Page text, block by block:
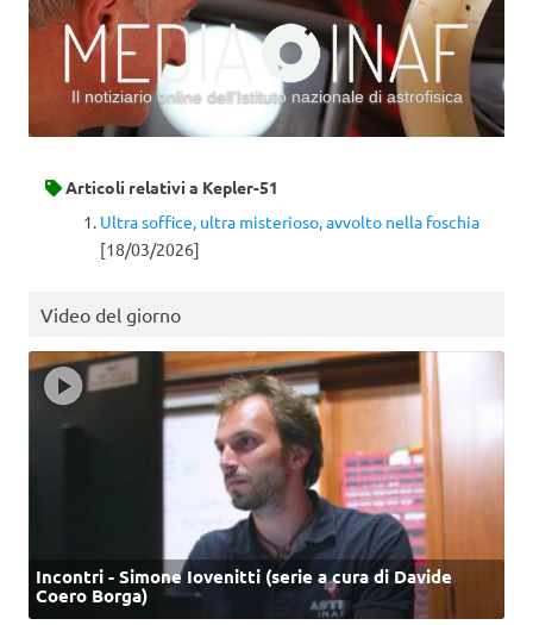
Il notiziario online dell’Istituto nazionale di astrofisica
Articoli relativi a Kepler-51
Ultra soffice, ultra misterioso, avvolto nella foschia
[18/03/2026]
Video del giorno
Incontri - Simone Iovenitti (serie a cura di Davide
Coero Borga)